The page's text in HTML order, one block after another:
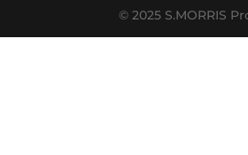
© 2025 S.MORRIS